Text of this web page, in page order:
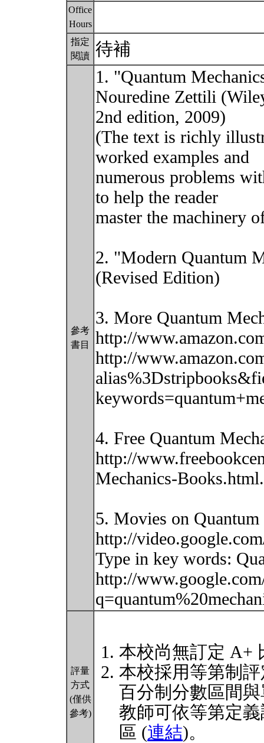
Office
Hours
指定
閱讀 待補
參考
書目
1. "Quantum
Nouredine Zettili
2nd edition, 2009)
(The text is richly
worked examples and
numerous problems
to help the reader
master the machinery
2. "Modern Quantum
(Revised Edition)
3. More Quantum
http://
http://
4. Free Quantum
http://
Mechanics-Books.html.
5. Movies on
http://
Type in key words:
http://
評量
方式
(僅供
參考)
本校尚無訂定 A+
本校採用等第制
百分制分數區間
教師可依等第定
區 (連結)。